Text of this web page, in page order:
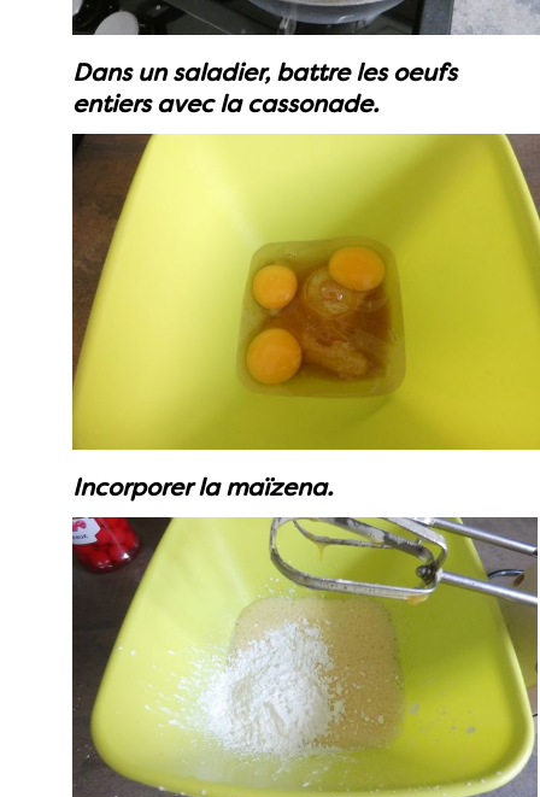
Dans un saladier, battre les oeufs
entiers avec la cassonade.
Incorporer la maïzena.